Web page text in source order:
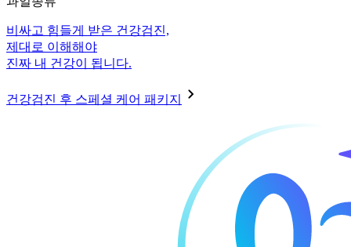
비싸고 힘들게 받은 건강검진,
제대로 이해해야
진짜 내 건강이 됩니다.
건강검진 후 스페셜 케어 패키지